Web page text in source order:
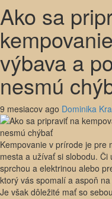
Ako sa
výbava a
nesmú
9 mesiacov ago Dominika
Kempovanie v prírode je pre
mesta a užívať si slobodu.
sprchou a elektrinou alebo
ktorý vás spomalí a aspoň
Je však dôležité mať so